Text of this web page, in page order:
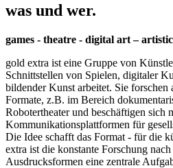
was und wer.
games - theatre - digital art –
gold extra ist eine Gruppe von
Schnittstellen von Spielen, digitaler
bildender Kunst arbeitet. Sie
Formate, z.B. im Bereich
Robotertheater und beschäftigen sich
Kommunikationsplattformen für
Die Idee schafft das Format - für die
extra ist die konstante Forschung
Ausdrucksformen eine zentrale